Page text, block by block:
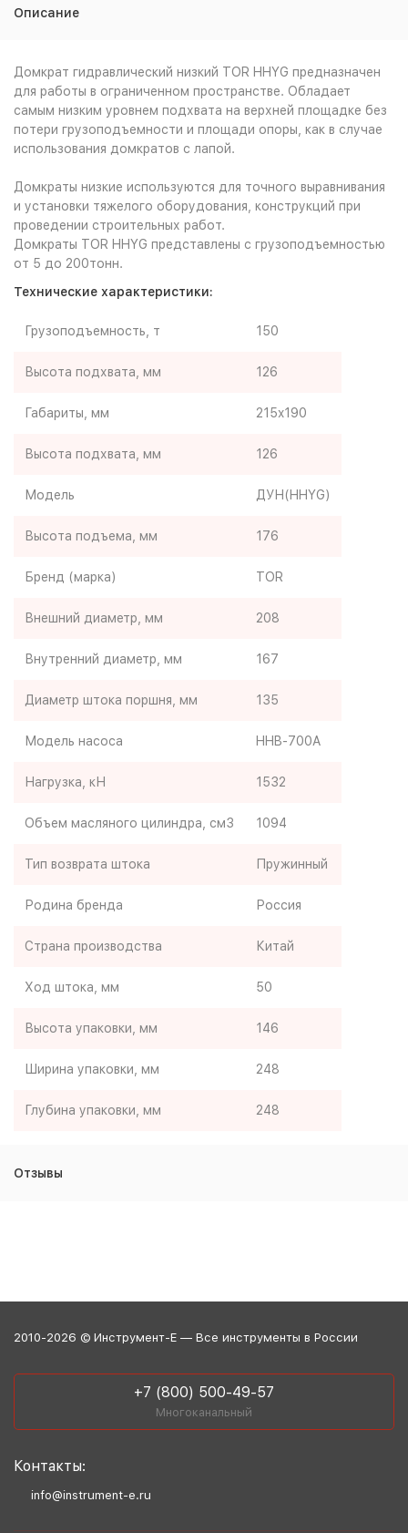
Описание
Домкрат гидравлический низкий TOR HHYG предназначен
для работы в ограниченном пространстве. Обладает
самым низким уровнем подхвата на верхней площадке без
потери грузоподъемности и площади опоры, как в случае
использования домкратов с лапой.
Домкраты низкие используются для точного выравнивания
и установки тяжелого оборудования, конструкций при
проведении строительных работ.
Домкраты TOR HHYG представлены с грузоподъемностью
от 5 до 200тонн.
Технические характеристики:
Грузоподъемность, т 150
Высота подхвата, мм 126
Габариты, мм 215x190
Высота подхвата, мм 126
Модель ДУН(HHYG)
Высота подъема, мм 176
Бренд (марка) TOR
Внешний диаметр, мм 208
Внутренний диаметр, мм 167
Диаметр штока поршня, мм 135
Модель насоса HHB-700A
Нагрузка, кН 1532
Объем масляного цилиндра, см3 1094
Тип возврата штока Пружинный
Родина бренда Россия
Страна производства Китай
Ход штока, мм 50
Высота упаковки, мм 146
Ширина упаковки, мм 248
Глубина упаковки, мм 248
Отзывы
2010-2026 © Инструмент-Е — Все инструменты в России
+7 (800) 500-49-57
Многоканальный
Контакты:
info@instrument-e.ru